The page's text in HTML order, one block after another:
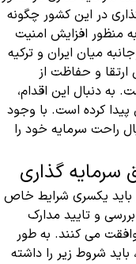
در این کشور چگونه
منظور افزایش امنیت
میان ایران و ترکیه
و حفاظت از
به دنبال این اقدام،
پیدا کرده است. با وجود
راحت سرمایه خود را
سرمایه گذاری
باید یکسری شرایط خاص
و تایید مدارک
می کنند. به طور
شروط زیر را داشته